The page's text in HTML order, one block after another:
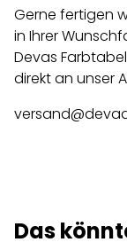
Gerne fertigen
in Ihrer
Devas
direkt an unser
Das